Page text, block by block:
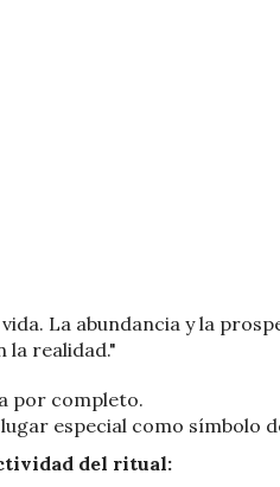
La abundancia y la
la realidad."
por completo.
especial como símbolo
del ritual: